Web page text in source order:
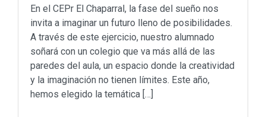
En el CEPr El Chaparral, la fase del sueño nos
invita a imaginar un futuro lleno de posibilidades.
A través de este ejercicio, nuestro alumnado
soñará con un colegio que va más allá de las
paredes del aula, un espacio donde la creatividad
y la imaginación no tienen límites. Este año,
hemos elegido la temática […]